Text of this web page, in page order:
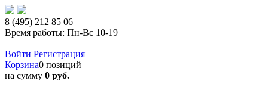
8 (495) 212 85 06
Время работы: Пн-Вс 10-19
Войти Регистрация
Корзина0 позиций
на сумму 0 руб.